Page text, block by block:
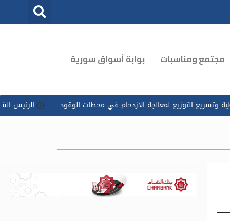
مجتمع ومناسبات بوابة أسواق سورية
لمعالجة الازدحام في محطات الوقود الرئيس الشرع يوجه